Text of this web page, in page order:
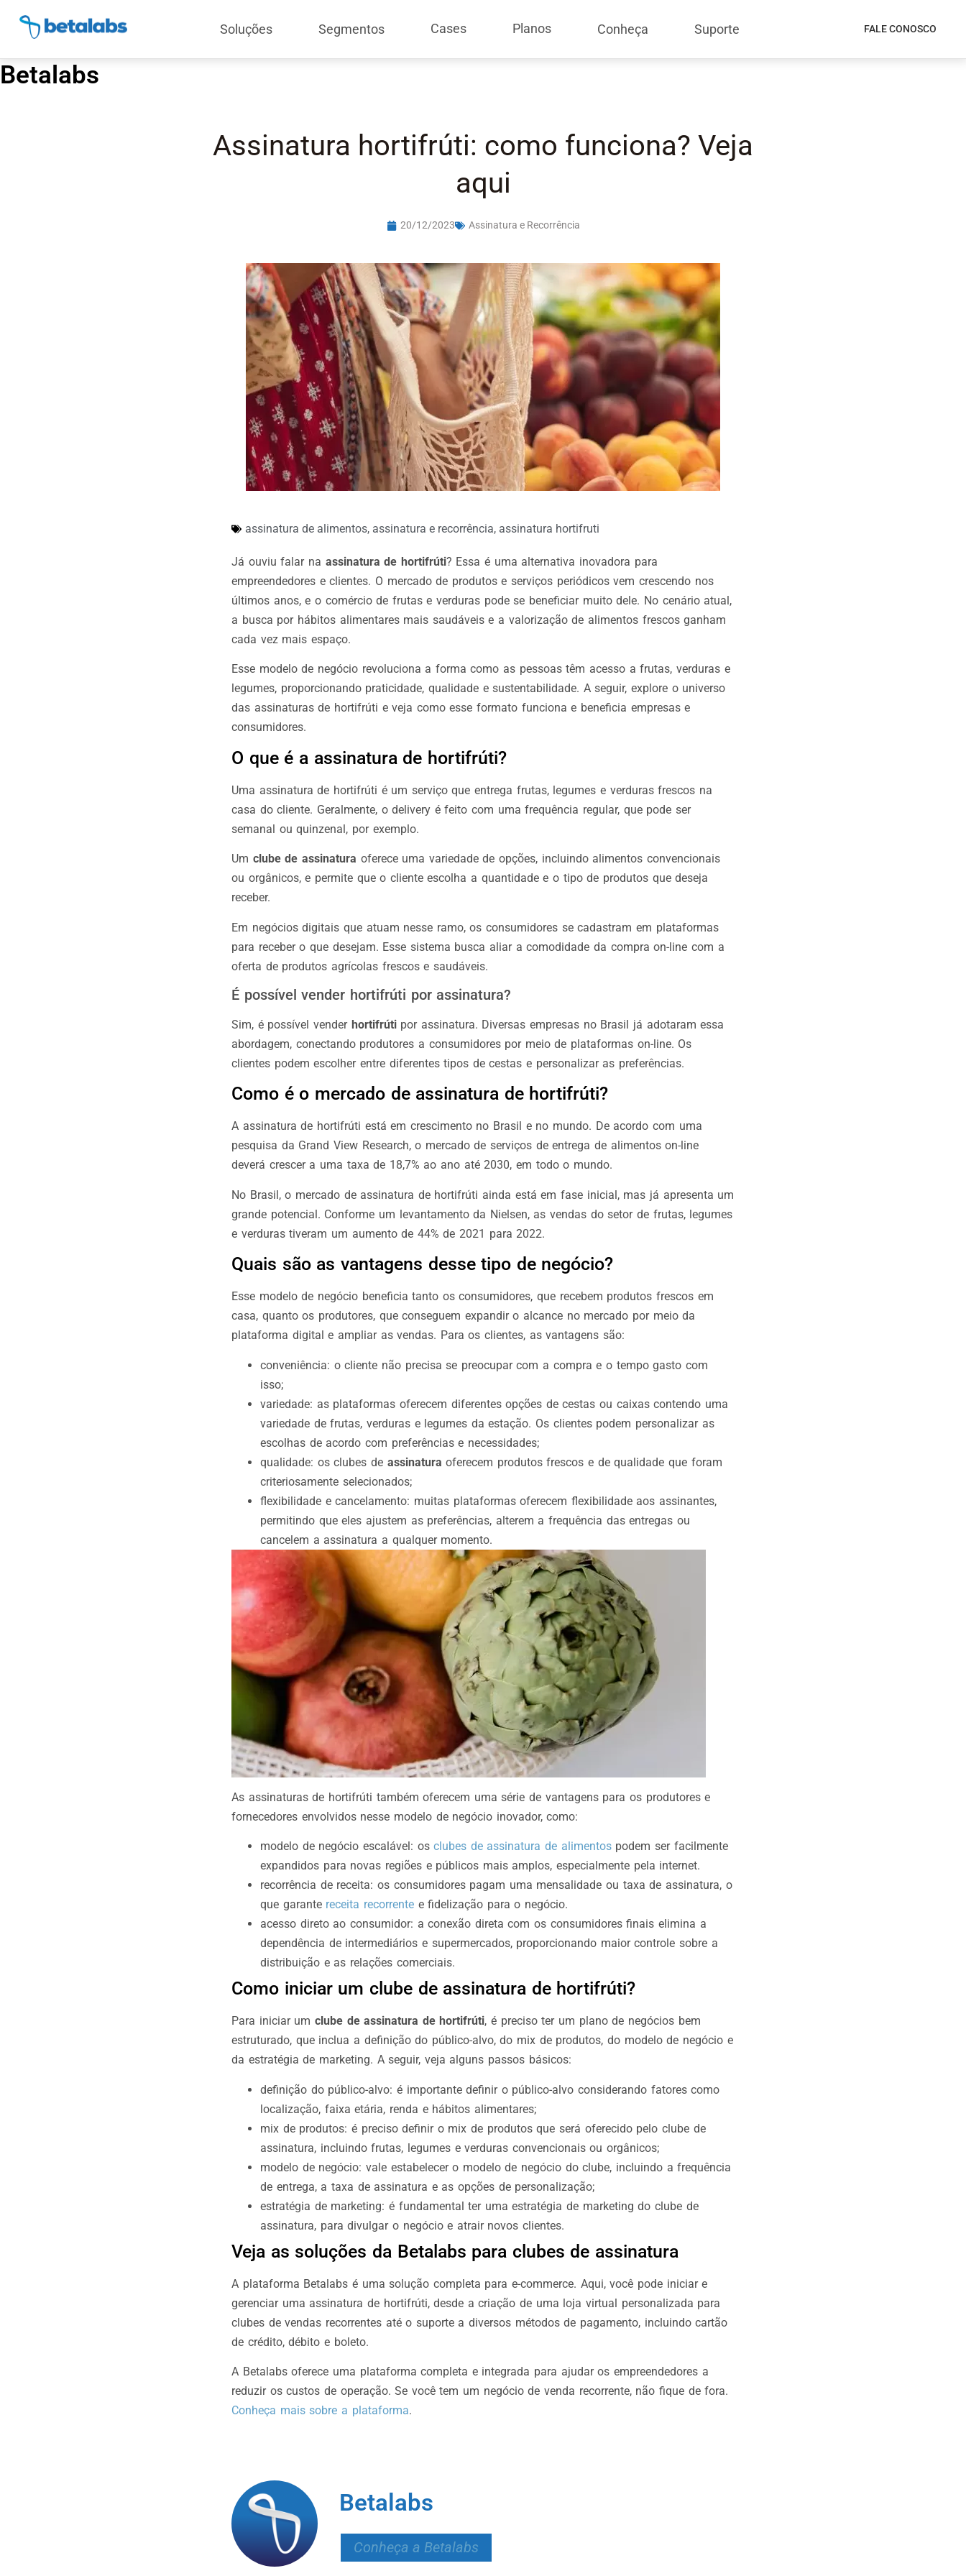
Soluções Segmentos Cases Planos Conheça Suporte FALE CONOSCO
Betalabs
Assinatura hortifrúti: como funciona? Veja
aqui
20/12/2023 Assinatura e Recorrência
assinatura de alimentos, assinatura e recorrência, assinatura hortifruti
Já ouviu falar na assinatura de hortifrúti? Essa é uma alternativa inovadora para
empreendedores e clientes. O mercado de produtos e serviços periódicos vem crescendo nos
últimos anos, e o comércio de frutas e verduras pode se beneficiar muito dele. No cenário atual,
a busca por hábitos alimentares mais saudáveis e a valorização de alimentos frescos ganham
cada vez mais espaço.
Esse modelo de negócio revoluciona a forma como as pessoas têm acesso a frutas, verduras e
legumes, proporcionando praticidade, qualidade e sustentabilidade. A seguir, explore o universo
das assinaturas de hortifrúti e veja como esse formato funciona e beneficia empresas e
consumidores.
O que é a assinatura de hortifrúti?
Uma assinatura de hortifrúti é um serviço que entrega frutas, legumes e verduras frescos na
casa do cliente. Geralmente, o delivery é feito com uma frequência regular, que pode ser
semanal ou quinzenal, por exemplo.
Um clube de assinatura oferece uma variedade de opções, incluindo alimentos convencionais
ou orgânicos, e permite que o cliente escolha a quantidade e o tipo de produtos que deseja
receber.
Em negócios digitais que atuam nesse ramo, os consumidores se cadastram em plataformas
para receber o que desejam. Esse sistema busca aliar a comodidade da compra on-line com a
oferta de produtos agrícolas frescos e saudáveis.
É possível vender hortifrúti por assinatura?
Sim, é possível vender hortifrúti por assinatura. Diversas empresas no Brasil já adotaram essa
abordagem, conectando produtores a consumidores por meio de plataformas on-line. Os
clientes podem escolher entre diferentes tipos de cestas e personalizar as preferências.
Como é o mercado de assinatura de hortifrúti?
A assinatura de hortifrúti está em crescimento no Brasil e no mundo. De acordo com uma
pesquisa da Grand View Research, o mercado de serviços de entrega de alimentos on-line
deverá crescer a uma taxa de 18,7% ao ano até 2030, em todo o mundo.
No Brasil, o mercado de assinatura de hortifrúti ainda está em fase inicial, mas já apresenta um
grande potencial. Conforme um levantamento da Nielsen, as vendas do setor de frutas, legumes
e verduras tiveram um aumento de 44% de 2021 para 2022.
Quais são as vantagens desse tipo de negócio?
Esse modelo de negócio beneficia tanto os consumidores, que recebem produtos frescos em
casa, quanto os produtores, que conseguem expandir o alcance no mercado por meio da
plataforma digital e ampliar as vendas. Para os clientes, as vantagens são:
conveniência: o cliente não precisa se preocupar com a compra e o tempo gasto com
isso;
variedade: as plataformas oferecem diferentes opções de cestas ou caixas contendo uma
variedade de frutas, verduras e legumes da estação. Os clientes podem personalizar as
escolhas de acordo com preferências e necessidades;
qualidade: os clubes de assinaturaoferecem produtos frescos e de qualidade que foram
criteriosamente selecionados;
flexibilidade e cancelamento: muitas plataformas oferecem flexibilidade aos assinantes,
permitindo que eles ajustem as preferências, alterem a frequência das entregas ou
cancelem a assinatura a qualquer momento.
As assinaturas de hortifrúti também oferecem uma série de vantagens para os produtores e
fornecedores envolvidos nesse modelo de negócio inovador, como:
modelo de negócio escalável: osclubes de assinatura de alimentospodem ser facilmente
expandidos para novas regiões e públicos mais amplos, especialmente pela internet.
recorrência de receita: os consumidores pagam uma mensalidade ou taxa de assinatura, o
que garante receita recorrentee fidelização para o negócio.
acesso direto ao consumidor: a conexão direta com os consumidores finais elimina a
dependência de intermediários e supermercados, proporcionando maior controle sobre a
distribuição e as relações comerciais.
Como iniciar um clube de assinatura de hortifrúti?
Para iniciar um clube de assinatura de hortifrúti, é preciso ter um plano de negócios bem
estruturado, que inclua a definição do público-alvo, do mix de produtos, do modelo de negócio e
da estratégia de marketing. A seguir, veja alguns passos básicos:
definição do público-alvo: é importante definir o público-alvo considerando fatores como
localização, faixa etária, renda e hábitos alimentares;
mix de produtos: é preciso definir o mix de produtos que será oferecido pelo clube de
assinatura, incluindo frutas, legumes e verduras convencionais ou orgânicos;
modelo de negócio: vale estabelecer o modelo de negócio do clube, incluindo a frequência
de entrega, a taxa de assinatura e as opções de personalização;
estratégia de marketing: é fundamental ter uma estratégia de marketing do clube de
assinatura, para divulgar o negócio e atrair novos clientes.
Veja as soluções da Betalabs para clubes de assinatura
A plataforma Betalabs é uma solução completa para e-commerce. Aqui, você pode iniciar e
gerenciar uma assinatura de hortifrúti, desde a criação de uma loja virtual personalizada para
clubes de vendas recorrentes até o suporte a diversos métodos de pagamento, incluindo cartão
de crédito, débito e boleto.
A Betalabs oferece uma plataforma completa e integrada para ajudar os empreendedores a
reduzir os custos de operação. Se você tem um negócio de venda recorrente, não fique de fora.
Conheça mais sobre a plataforma.
Betalabs
Conheça a Betalabs